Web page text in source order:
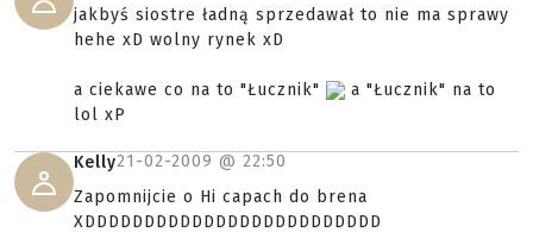
jakbyś siostre ładną sprzedawał to nie ma sprawy
hehe xD wolny rynek xD
a ciekawe co na to "Łucznik"
a "Łucznik" na to
lol xP
Kelly21-02-2009 @ 22:50
Zapomnijcie o Hi capach do brena
XDDDDDDDDDDDDDDDDDDDDDDDDD